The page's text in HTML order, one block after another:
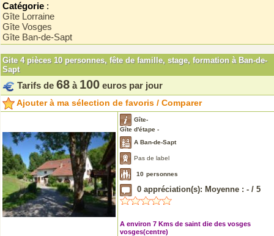
Catégorie :
Gîte Lorraine
Gîte Vosges
Gîte Ban-de-Sapt
Gite 4 pièces 10 personnes, fête de famille, stage, formation à Ban-de-
Sapt
Tarifs de 68 à 100 euros par jour
Ajouter à ma sélection de favoris / Comparer
Gîte-
Gîte d'étape -
A Ban-de-Sapt
Pas de label
10 personnes
0 appréciation(s): Moyenne : - / 5
A environ 7 Kms de saint die des vosges
vosges(centre)